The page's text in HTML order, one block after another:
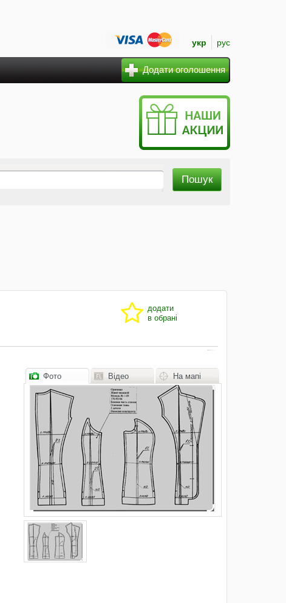
укр рус
Додати оголошення
додати
в обрані
Фото Відео На мапі